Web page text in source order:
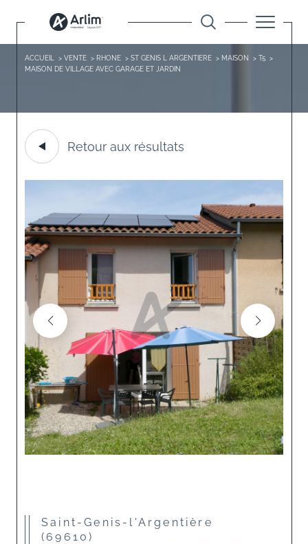
ACCUEIL VENTE RHONE ST GENIS L ARGENTIERE MAISON
T5
MAISON DE VILLAGE AVEC GARAGE ET JARDIN
Retour aux résultats
Saint-Genis-l'Argentière
(69610)